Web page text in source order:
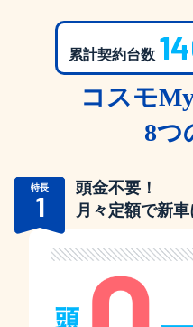
累計契約台数
コスモ
8つ
特長
1
頭金不要！
月々定額で新